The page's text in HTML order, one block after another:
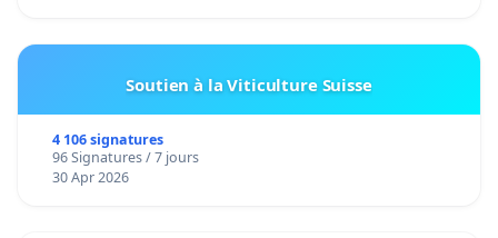
Soutien à la Viticulture Suisse
4 106 signatures
96 Signatures / 7 jours
30 Apr 2026